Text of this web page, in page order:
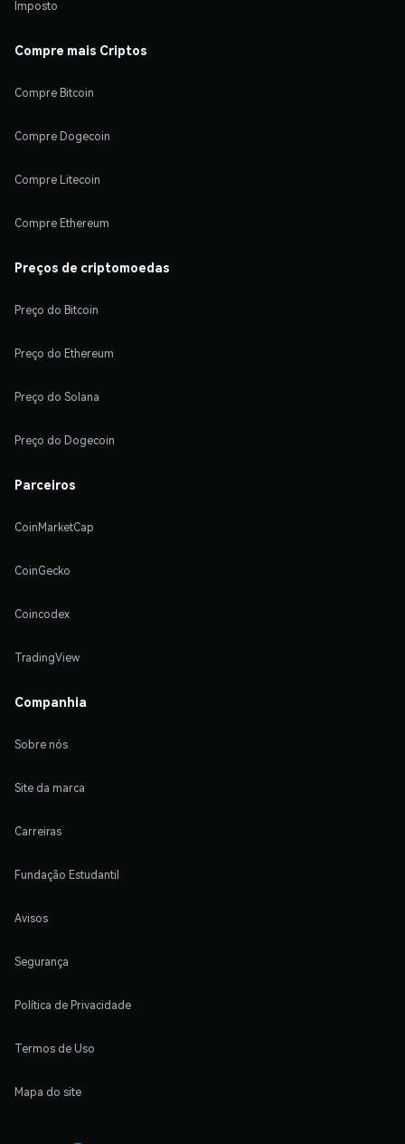
Imposto
Compre mais Criptos
Compre Bitcoin
Compre Dogecoin
Compre Litecoin
Compre Ethereum
Preços de criptomoedas
Preço do Bitcoin
Preço do Ethereum
Preço do Solana
Preço do Dogecoin
Parceiros
CoinMarketCap
CoinGecko
Coincodex
TradingView
Companhia
Sobre nós
Site da marca
Carreiras
Fundação Estudantil
Avisos
Segurança
Política de Privacidade
Termos de Uso
Mapa do site